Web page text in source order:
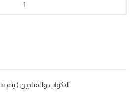
الاكواب والفناجين ( يتم